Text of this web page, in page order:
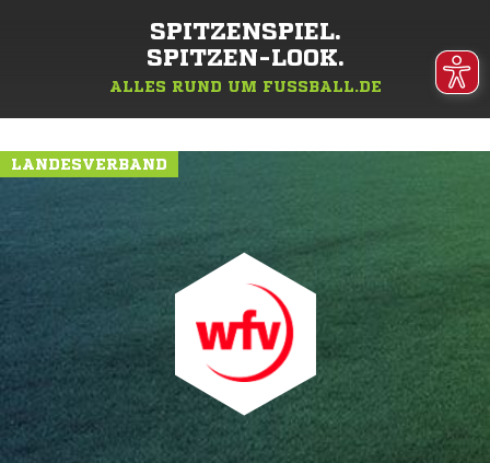
SPITZENSPIEL.
SPITZEN-LOOK.
ALLES RUND UM FUSSBALL.DE
LANDESVERBAND